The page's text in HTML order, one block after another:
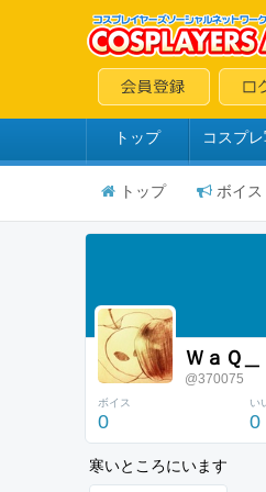
トップ コスプ
トップ ボイス
ＷａＱ＿
@370075
ボイス
0
い
0
寒いところにいます